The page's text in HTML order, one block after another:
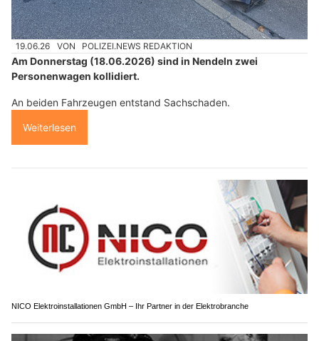
19.06.26 VON POLIZEI.NEWS REDAKTION
Am Donnerstag (18.06.2026) sind in Nendeln zwei
Personenwagen kollidiert.
An beiden Fahrzeugen entstand Sachschaden.
Weiterlesen
NICO Elektroinstallationen GmbH – Ihr Partner in der Elektrobranche